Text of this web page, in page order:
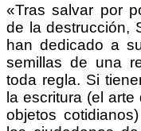
«Tras salvar por
de la destrucción,
han dedicado a
semillas de una
toda regla. Si
la escritura (el
objetos